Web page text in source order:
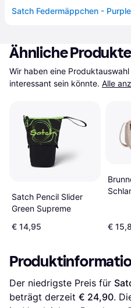
Ähnliche Produkte
Wir haben eine
interessant sein könnte. Alle
Satch Pencil Slider
Green Supreme
€ 14,95
€
Der niedrigste Preis für
beträgt derzeit € 24,90.